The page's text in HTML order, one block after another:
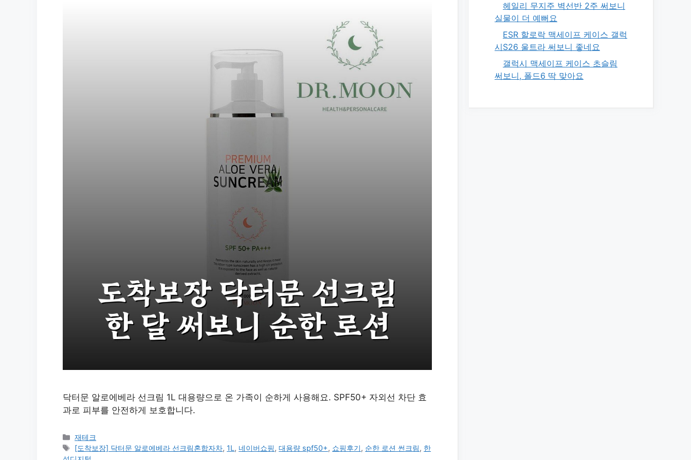
닥터문 알로에베라 선크림 1L 대용량으로 온 가족이 순하게 사용해요. SPF50+ 자외선 차단 효
과로 피부를 안전하게 보호합니다.
카
테
재테크
태
[도착보장] 닥터문 알로에베라 선크림혼합자차, 1L, 네이버쇼핑,대용량 spf50+, 쇼핑후기, 순한 로션 썬크림, 한
헤일리 무지주 벽선반 2주 써보니
실물이 더 예뻐요
ESR 할로락 맥세이프 케이스 갤럭
시S26 울트라 써보니 좋네요
갤럭시 맥세이프 케이스 초슬림
써보니, 폴드6 딱 맞아요